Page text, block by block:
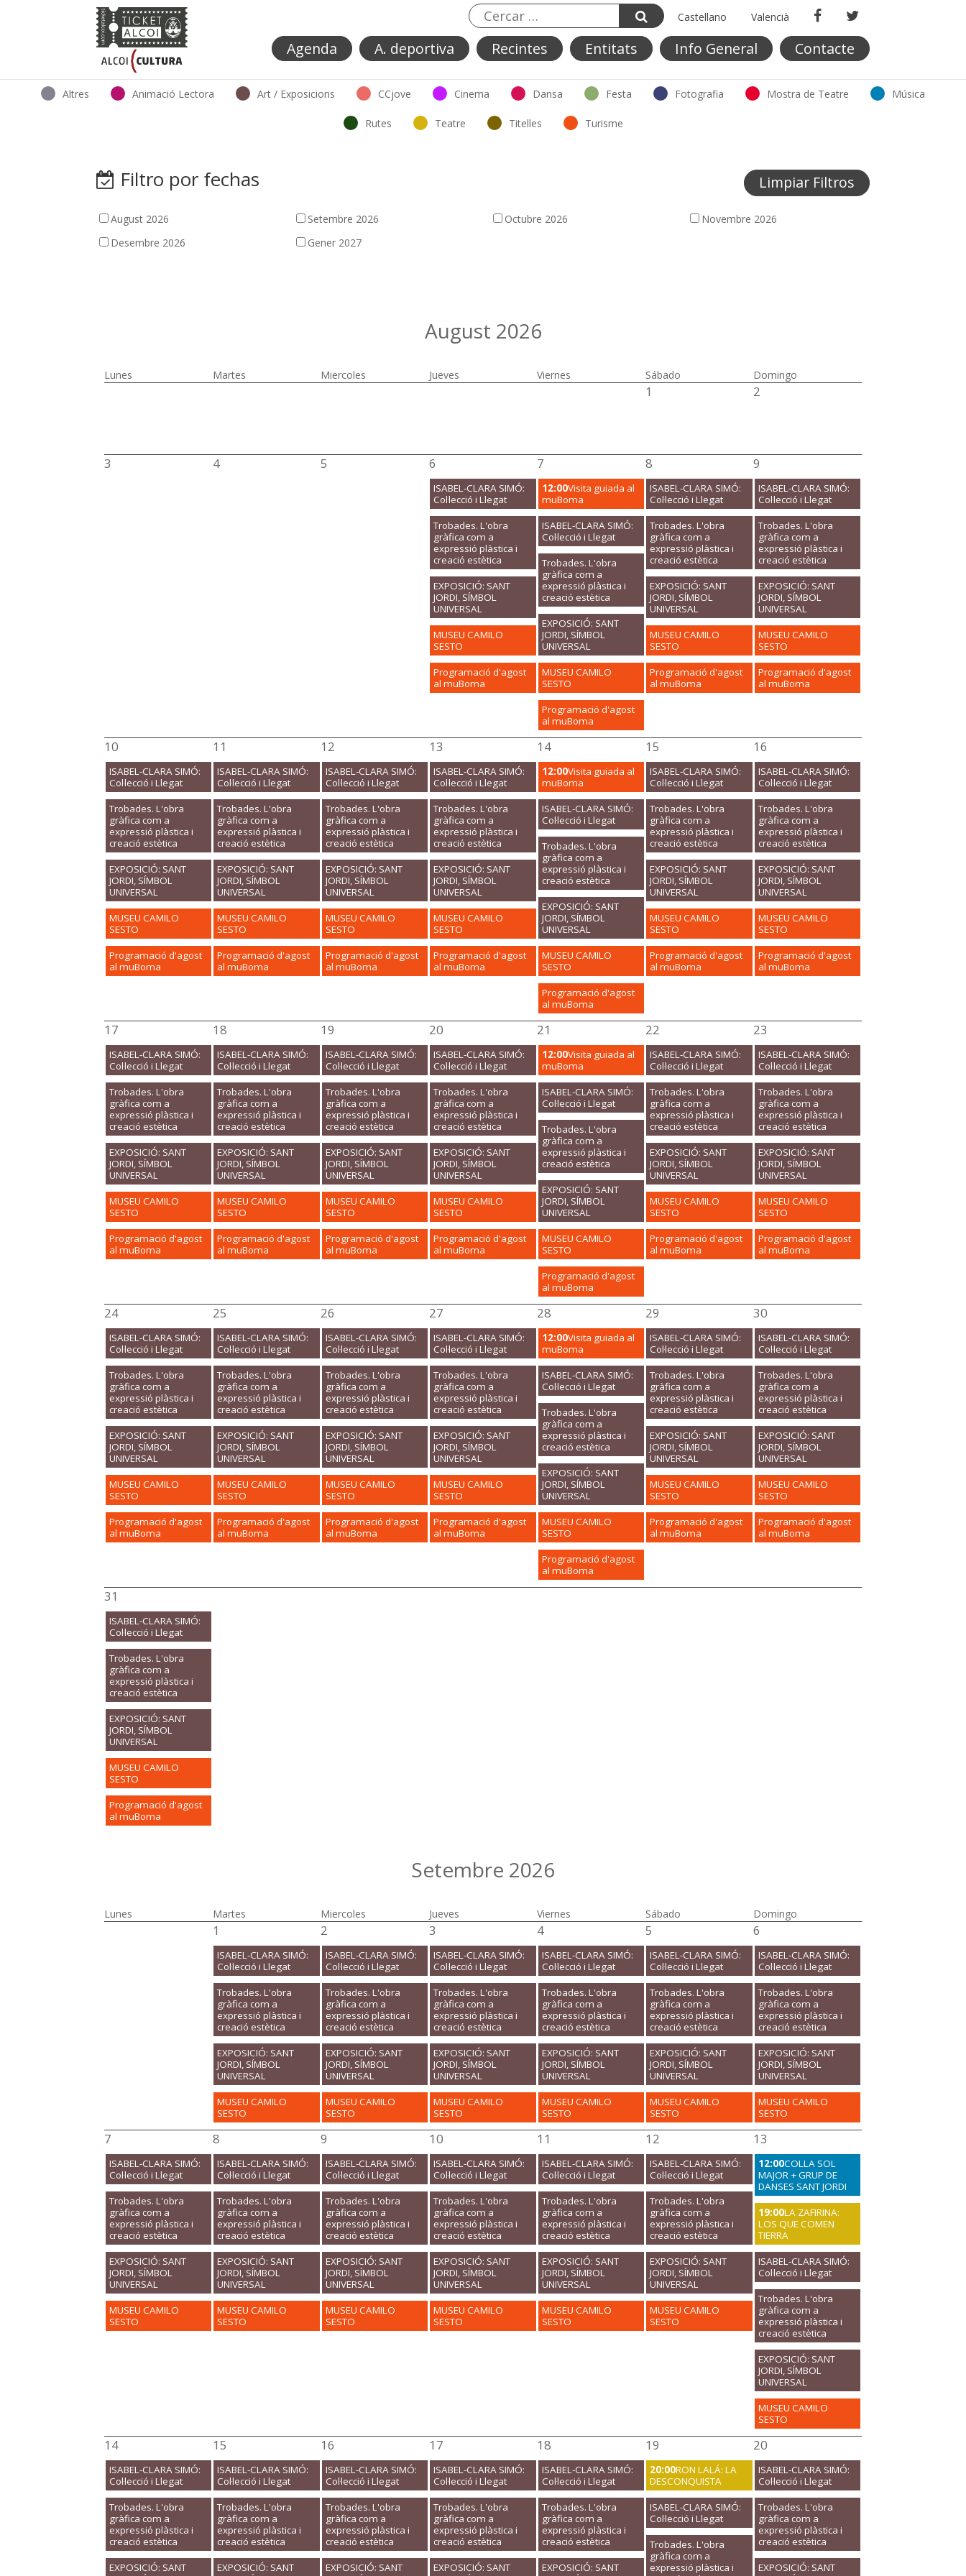
Castellano Valencià
Agenda A. deportiva Recintes Entitats Info General Contacte
Altres Animació Lectora Art / Exposicions CCjove Cinema Dansa Festa Fotografia Mostra de Teatre Música
Rutes Teatre Titelles Turisme
Filtro por fechas Limpiar Filtros
August 2026 Setembre 2026 Octubre 2026
Novembre 2026
Desembre 2026
Gener 2027
August 2026
Lunes Martes Miercoles Jueves Viernes Sábado Domingo
1 2
3 4 5 6
ISABEL-CLARA SIMÓ:
Col·lecció i Llegat
Trobades. L'obra
gràfica com a
expressió plàstica i
creació estètica
EXPOSICIÓ: SANT
JORDI, SÍMBOL
UNIVERSAL
MUSEU CAMILO
SESTO
Programació d'agost
al muBoma
7
12:00Visita guiada al
muBoma
ISABEL-CLARA SIMÓ:
Col·lecció i Llegat
Trobades. L'obra
gràfica com a
expressió plàstica i
creació estètica
EXPOSICIÓ: SANT
JORDI, SÍMBOL
UNIVERSAL
MUSEU CAMILO
SESTO
Programació d'agost
al muBoma
8
ISABEL-CLARA SIMÓ:
Col·lecció i Llegat
Trobades. L'obra
gràfica com a
expressió plàstica i
creació estètica
EXPOSICIÓ: SANT
JORDI, SÍMBOL
UNIVERSAL
MUSEU CAMILO
SESTO
Programació d'agost
al muBoma
9
ISABEL-CLARA SIMÓ:
Col·lecció i Llegat
Trobades. L'obra
gràfica com a
expressió plàstica i
creació estètica
EXPOSICIÓ: SANT
JORDI, SÍMBOL
UNIVERSAL
MUSEU CAMILO
SESTO
Programació d'agost
al muBoma
10
ISABEL-CLARA SIMÓ:
Col·lecció i Llegat
Trobades. L'obra
gràfica com a
expressió plàstica i
creació estètica
EXPOSICIÓ: SANT
JORDI, SÍMBOL
UNIVERSAL
MUSEU CAMILO
SESTO
Programació d'agost
al muBoma
11
ISABEL-CLARA SIMÓ:
Col·lecció i Llegat
Trobades. L'obra
gràfica com a
expressió plàstica i
creació estètica
EXPOSICIÓ: SANT
JORDI, SÍMBOL
UNIVERSAL
MUSEU CAMILO
SESTO
Programació d'agost
al muBoma
12
ISABEL-CLARA SIMÓ:
Col·lecció i Llegat
Trobades. L'obra
gràfica com a
expressió plàstica i
creació estètica
EXPOSICIÓ: SANT
JORDI, SÍMBOL
UNIVERSAL
MUSEU CAMILO
SESTO
Programació d'agost
al muBoma
13
ISABEL-CLARA SIMÓ:
Col·lecció i Llegat
Trobades. L'obra
gràfica com a
expressió plàstica i
creació estètica
EXPOSICIÓ: SANT
JORDI, SÍMBOL
UNIVERSAL
MUSEU CAMILO
SESTO
Programació d'agost
al muBoma
14
12:00Visita guiada al
muBoma
ISABEL-CLARA SIMÓ:
Col·lecció i Llegat
Trobades. L'obra
gràfica com a
expressió plàstica i
creació estètica
EXPOSICIÓ: SANT
JORDI, SÍMBOL
UNIVERSAL
MUSEU CAMILO
SESTO
Programació d'agost
al muBoma
15
ISABEL-CLARA SIMÓ:
Col·lecció i Llegat
Trobades. L'obra
gràfica com a
expressió plàstica i
creació estètica
EXPOSICIÓ: SANT
JORDI, SÍMBOL
UNIVERSAL
MUSEU CAMILO
SESTO
Programació d'agost
al muBoma
16
ISABEL-CLARA SIMÓ:
Col·lecció i Llegat
Trobades. L'obra
gràfica com a
expressió plàstica i
creació estètica
EXPOSICIÓ: SANT
JORDI, SÍMBOL
UNIVERSAL
MUSEU CAMILO
SESTO
Programació d'agost
al muBoma
17
ISABEL-CLARA SIMÓ:
Col·lecció i Llegat
Trobades. L'obra
gràfica com a
expressió plàstica i
creació estètica
EXPOSICIÓ: SANT
JORDI, SÍMBOL
UNIVERSAL
MUSEU CAMILO
SESTO
Programació d'agost
al muBoma
18
ISABEL-CLARA SIMÓ:
Col·lecció i Llegat
Trobades. L'obra
gràfica com a
expressió plàstica i
creació estètica
EXPOSICIÓ: SANT
JORDI, SÍMBOL
UNIVERSAL
MUSEU CAMILO
SESTO
Programació d'agost
al muBoma
19
ISABEL-CLARA SIMÓ:
Col·lecció i Llegat
Trobades. L'obra
gràfica com a
expressió plàstica i
creació estètica
EXPOSICIÓ: SANT
JORDI, SÍMBOL
UNIVERSAL
MUSEU CAMILO
SESTO
Programació d'agost
al muBoma
20
ISABEL-CLARA SIMÓ:
Col·lecció i Llegat
Trobades. L'obra
gràfica com a
expressió plàstica i
creació estètica
EXPOSICIÓ: SANT
JORDI, SÍMBOL
UNIVERSAL
MUSEU CAMILO
SESTO
Programació d'agost
al muBoma
21
12:00Visita guiada al
muBoma
ISABEL-CLARA SIMÓ:
Col·lecció i Llegat
Trobades. L'obra
gràfica com a
expressió plàstica i
creació estètica
EXPOSICIÓ: SANT
JORDI, SÍMBOL
UNIVERSAL
MUSEU CAMILO
SESTO
Programació d'agost
al muBoma
22
ISABEL-CLARA SIMÓ:
Col·lecció i Llegat
Trobades. L'obra
gràfica com a
expressió plàstica i
creació estètica
EXPOSICIÓ: SANT
JORDI, SÍMBOL
UNIVERSAL
MUSEU CAMILO
SESTO
Programació d'agost
al muBoma
23
ISABEL-CLARA SIMÓ:
Col·lecció i Llegat
Trobades. L'obra
gràfica com a
expressió plàstica i
creació estètica
EXPOSICIÓ: SANT
JORDI, SÍMBOL
UNIVERSAL
MUSEU CAMILO
SESTO
Programació d'agost
al muBoma
24
ISABEL-CLARA SIMÓ:
Col·lecció i Llegat
Trobades. L'obra
gràfica com a
expressió plàstica i
creació estètica
EXPOSICIÓ: SANT
JORDI, SÍMBOL
UNIVERSAL
MUSEU CAMILO
SESTO
Programació d'agost
al muBoma
25
ISABEL-CLARA SIMÓ:
Col·lecció i Llegat
Trobades. L'obra
gràfica com a
expressió plàstica i
creació estètica
EXPOSICIÓ: SANT
JORDI, SÍMBOL
UNIVERSAL
MUSEU CAMILO
SESTO
Programació d'agost
al muBoma
26
ISABEL-CLARA SIMÓ:
Col·lecció i Llegat
Trobades. L'obra
gràfica com a
expressió plàstica i
creació estètica
EXPOSICIÓ: SANT
JORDI, SÍMBOL
UNIVERSAL
MUSEU CAMILO
SESTO
Programació d'agost
al muBoma
27
ISABEL-CLARA SIMÓ:
Col·lecció i Llegat
Trobades. L'obra
gràfica com a
expressió plàstica i
creació estètica
EXPOSICIÓ: SANT
JORDI, SÍMBOL
UNIVERSAL
MUSEU CAMILO
SESTO
Programació d'agost
al muBoma
28
12:00Visita guiada al
muBoma
ISABEL-CLARA SIMÓ:
Col·lecció i Llegat
Trobades. L'obra
gràfica com a
expressió plàstica i
creació estètica
EXPOSICIÓ: SANT
JORDI, SÍMBOL
UNIVERSAL
MUSEU CAMILO
SESTO
Programació d'agost
al muBoma
29
ISABEL-CLARA SIMÓ:
Col·lecció i Llegat
Trobades. L'obra
gràfica com a
expressió plàstica i
creació estètica
EXPOSICIÓ: SANT
JORDI, SÍMBOL
UNIVERSAL
MUSEU CAMILO
SESTO
Programació d'agost
al muBoma
30
ISABEL-CLARA SIMÓ:
Col·lecció i Llegat
Trobades. L'obra
gràfica com a
expressió plàstica i
creació estètica
EXPOSICIÓ: SANT
JORDI, SÍMBOL
UNIVERSAL
MUSEU CAMILO
SESTO
Programació d'agost
al muBoma
31
ISABEL-CLARA SIMÓ:
Col·lecció i Llegat
Trobades. L'obra
gràfica com a
expressió plàstica i
creació estètica
EXPOSICIÓ: SANT
JORDI, SÍMBOL
UNIVERSAL
MUSEU CAMILO
SESTO
Programació d'agost
al muBoma
Setembre 2026
Lunes Martes Miercoles Jueves Viernes Sábado Domingo
1
ISABEL-CLARA SIMÓ:
Col·lecció i Llegat
Trobades. L'obra
gràfica com a
expressió plàstica i
creació estètica
EXPOSICIÓ: SANT
JORDI, SÍMBOL
UNIVERSAL
MUSEU CAMILO
SESTO
2
ISABEL-CLARA SIMÓ:
Col·lecció i Llegat
Trobades. L'obra
gràfica com a
expressió plàstica i
creació estètica
EXPOSICIÓ: SANT
JORDI, SÍMBOL
UNIVERSAL
MUSEU CAMILO
SESTO
3
ISABEL-CLARA SIMÓ:
Col·lecció i Llegat
Trobades. L'obra
gràfica com a
expressió plàstica i
creació estètica
EXPOSICIÓ: SANT
JORDI, SÍMBOL
UNIVERSAL
MUSEU CAMILO
SESTO
4
ISABEL-CLARA SIMÓ:
Col·lecció i Llegat
Trobades. L'obra
gràfica com a
expressió plàstica i
creació estètica
EXPOSICIÓ: SANT
JORDI, SÍMBOL
UNIVERSAL
MUSEU CAMILO
SESTO
5
ISABEL-CLARA SIMÓ:
Col·lecció i Llegat
Trobades. L'obra
gràfica com a
expressió plàstica i
creació estètica
EXPOSICIÓ: SANT
JORDI, SÍMBOL
UNIVERSAL
MUSEU CAMILO
SESTO
6
ISABEL-CLARA SIMÓ:
Col·lecció i Llegat
Trobades. L'obra
gràfica com a
expressió plàstica i
creació estètica
EXPOSICIÓ: SANT
JORDI, SÍMBOL
UNIVERSAL
MUSEU CAMILO
SESTO
7
ISABEL-CLARA SIMÓ:
Col·lecció i Llegat
Trobades. L'obra
gràfica com a
expressió plàstica i
creació estètica
EXPOSICIÓ: SANT
JORDI, SÍMBOL
UNIVERSAL
MUSEU CAMILO
SESTO
8
ISABEL-CLARA SIMÓ:
Col·lecció i Llegat
Trobades. L'obra
gràfica com a
expressió plàstica i
creació estètica
EXPOSICIÓ: SANT
JORDI, SÍMBOL
UNIVERSAL
MUSEU CAMILO
SESTO
9
ISABEL-CLARA SIMÓ:
Col·lecció i Llegat
Trobades. L'obra
gràfica com a
expressió plàstica i
creació estètica
EXPOSICIÓ: SANT
JORDI, SÍMBOL
UNIVERSAL
MUSEU CAMILO
SESTO
10
ISABEL-CLARA SIMÓ:
Col·lecció i Llegat
Trobades. L'obra
gràfica com a
expressió plàstica i
creació estètica
EXPOSICIÓ: SANT
JORDI, SÍMBOL
UNIVERSAL
MUSEU CAMILO
SESTO
11
ISABEL-CLARA SIMÓ:
Col·lecció i Llegat
Trobades. L'obra
gràfica com a
expressió plàstica i
creació estètica
EXPOSICIÓ: SANT
JORDI, SÍMBOL
UNIVERSAL
MUSEU CAMILO
SESTO
12
ISABEL-CLARA SIMÓ:
Col·lecció i Llegat
Trobades. L'obra
gràfica com a
expressió plàstica i
creació estètica
EXPOSICIÓ: SANT
JORDI, SÍMBOL
UNIVERSAL
MUSEU CAMILO
SESTO
13
12:00COLLA SOL
MAJOR + GRUP DE
DANSES SANT JORDI
19:00LA ZAFIRINA:
LOS QUE COMEN
TIERRA
ISABEL-CLARA SIMÓ:
Col·lecció i Llegat
Trobades. L'obra
gràfica com a
expressió plàstica i
creació estètica
EXPOSICIÓ: SANT
JORDI, SÍMBOL
UNIVERSAL
MUSEU CAMILO
SESTO
14
ISABEL-CLARA SIMÓ:
Col·lecció i Llegat
Trobades. L'obra
gràfica com a
expressió plàstica i
creació estètica
EXPOSICIÓ: SANT
15
ISABEL-CLARA SIMÓ:
Col·lecció i Llegat
Trobades. L'obra
gràfica com a
expressió plàstica i
creació estètica
EXPOSICIÓ: SANT
16
ISABEL-CLARA SIMÓ:
Col·lecció i Llegat
Trobades. L'obra
gràfica com a
expressió plàstica i
creació estètica
EXPOSICIÓ: SANT
17
ISABEL-CLARA SIMÓ:
Col·lecció i Llegat
Trobades. L'obra
gràfica com a
expressió plàstica i
creació estètica
EXPOSICIÓ: SANT
18
ISABEL-CLARA SIMÓ:
Col·lecció i Llegat
Trobades. L'obra
gràfica com a
expressió plàstica i
creació estètica
EXPOSICIÓ: SANT
19
20:00RON LALÁ: LA
DESCONQUISTA
ISABEL-CLARA SIMÓ:
Col·lecció i Llegat
Trobades. L'obra
gràfica com a
expressió plàstica i
20
ISABEL-CLARA SIMÓ:
Col·lecció i Llegat
Trobades. L'obra
gràfica com a
expressió plàstica i
creació estètica
EXPOSICIÓ: SANT